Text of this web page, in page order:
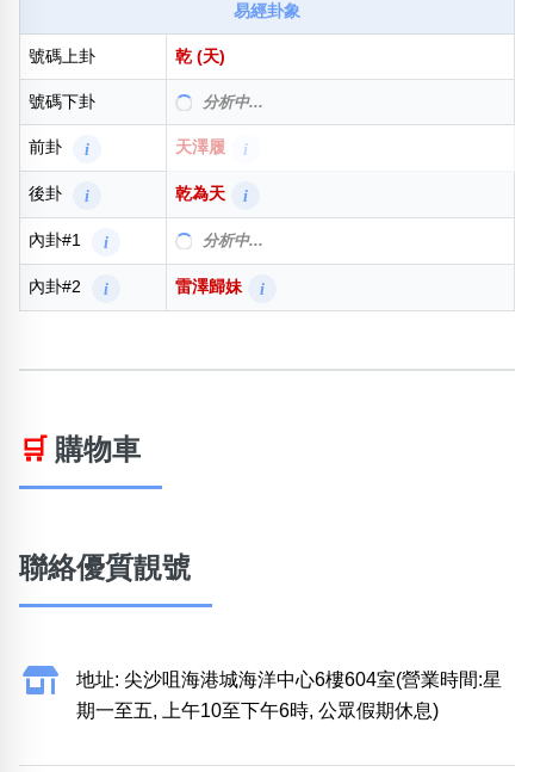
易經卦象
號碼上卦 乾 (天)
號碼下卦 分析中...
前卦 i 天澤履 i
後卦 i 乾為天 i
內卦#1 i 分析中...
內卦#2 i 雷澤歸妹 i
🛒 購物車
聯絡優質靚號
地址: 尖沙咀海港城海洋中心6樓604室(營業時間:星
期一至五, 上午10至下午6時, 公眾假期休息)